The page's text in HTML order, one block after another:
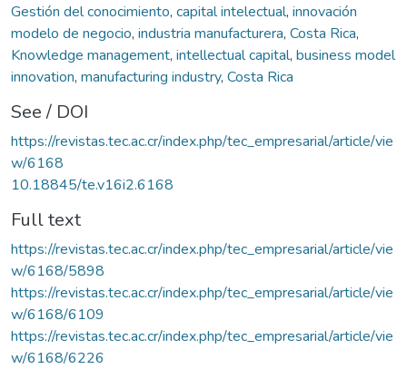
Gestión del conocimiento, capital intelectual, innovación
modelo de negocio, industria manufacturera, Costa Rica,
Knowledge management, intellectual capital, business model
innovation, manufacturing industry, Costa Rica
See / DOI
https://revistas.tec.ac.cr/index.php/tec_empresarial/article/vie
w/6168
10.18845/te.v16i2.6168
Full text
https://revistas.tec.ac.cr/index.php/tec_empresarial/article/vie
w/6168/5898
https://revistas.tec.ac.cr/index.php/tec_empresarial/article/vie
w/6168/6109
https://revistas.tec.ac.cr/index.php/tec_empresarial/article/vie
w/6168/6226